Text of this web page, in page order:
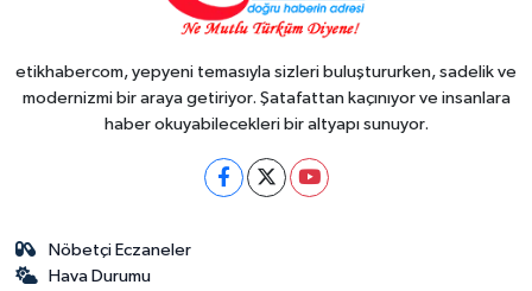
etikhabercom, yepyeni temasıyla sizleri buluştururken, sadelik ve
modernizmi bir araya getiriyor. Şatafattan kaçınıyor ve insanlara
haber okuyabilecekleri bir altyapı sunuyor.
Nöbetçi Eczaneler
Hava Durumu